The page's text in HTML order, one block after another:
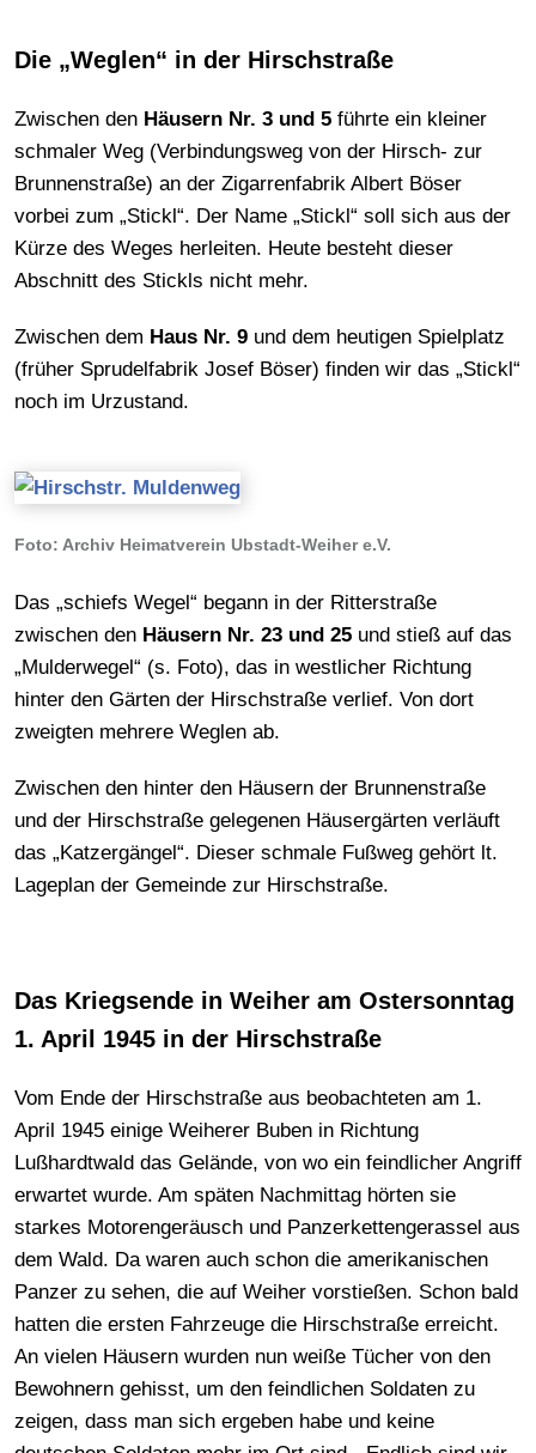
Die „Weglen“ in der Hirschstraße
Zwischen den Häusern Nr. 3 und 5 führte ein kleiner
schmaler Weg (Verbindungsweg von der Hirsch- zur
Brunnenstraße) an der Zigarrenfabrik Albert Böser
vorbei zum „Stickl“. Der Name „Stickl“ soll sich aus der
Kürze des Weges herleiten. Heute besteht dieser
Abschnitt des Stickls nicht mehr.
Zwischen dem Haus Nr. 9 und dem heutigen Spielplatz
(früher Sprudelfabrik Josef Böser) finden wir das „Stickl“
noch im Urzustand.
Foto: Archiv Heimatverein Ubstadt-Weiher e.V.
Das „schiefs Wegel“ begann in der Ritterstraße
zwischen den Häusern Nr. 23 und 25 und stieß auf das
„Mulderwegel“ (s. Foto), das in westlicher Richtung
hinter den Gärten der Hirschstraße verlief. Von dort
zweigten mehrere Weglen ab.
Zwischen den hinter den Häusern der Brunnenstraße
und der Hirschstraße gelegenen Häusergärten verläuft
das „Katzergängel“. Dieser schmale Fußweg gehört lt.
Lageplan der Gemeinde zur Hirschstraße.
Das Kriegsende in Weiher am Ostersonntag
1. April 1945 in der Hirschstraße
Vom Ende der Hirschstraße aus beobachteten am 1.
April 1945 einige Weiherer Buben in Richtung
Lußhardtwald das Gelände, von wo ein feindlicher Angriff
erwartet wurde. Am späten Nachmittag hörten sie
starkes Motorengeräusch und Panzerkettengerassel aus
dem Wald. Da waren auch schon die amerikanischen
Panzer zu sehen, die auf Weiher vorstießen. Schon bald
hatten die ersten Fahrzeuge die Hirschstraße erreicht.
An vielen Häusern wurden nun weiße Tücher von den
Bewohnern gehisst, um den feindlichen Soldaten zu
zeigen, dass man sich ergeben habe und keine